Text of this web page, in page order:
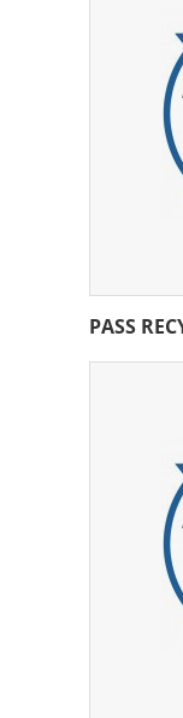
PASS